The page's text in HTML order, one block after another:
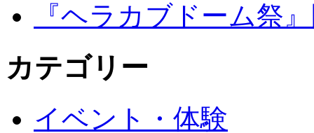
『ヘラカブドーム祭
カテゴリー
イベント・体験